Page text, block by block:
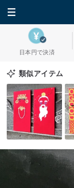
日本円で決済
類似アイテム